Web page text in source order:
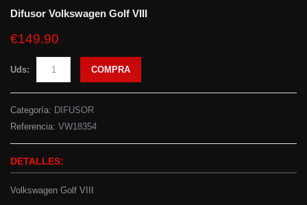
Difusor Volkswagen Golf VIII
€149.90
Uds: COMPRA
Categoría: DIFUSOR
Referencia: VW18354
DETALLES:
Volkswagen Golf VIII